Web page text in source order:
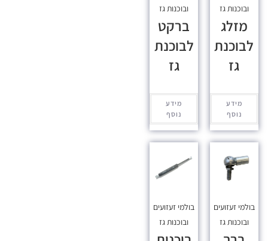
ובוכנות גז
מזלג
לבוכנת
גז
מידע
נוסף
ובוכנות גז
ברקט
לבוכנת
גז
מידע
נוסף
בולמי זעזועים
ובוכנות גז
בולמי זעזועים
ובוכנות גז